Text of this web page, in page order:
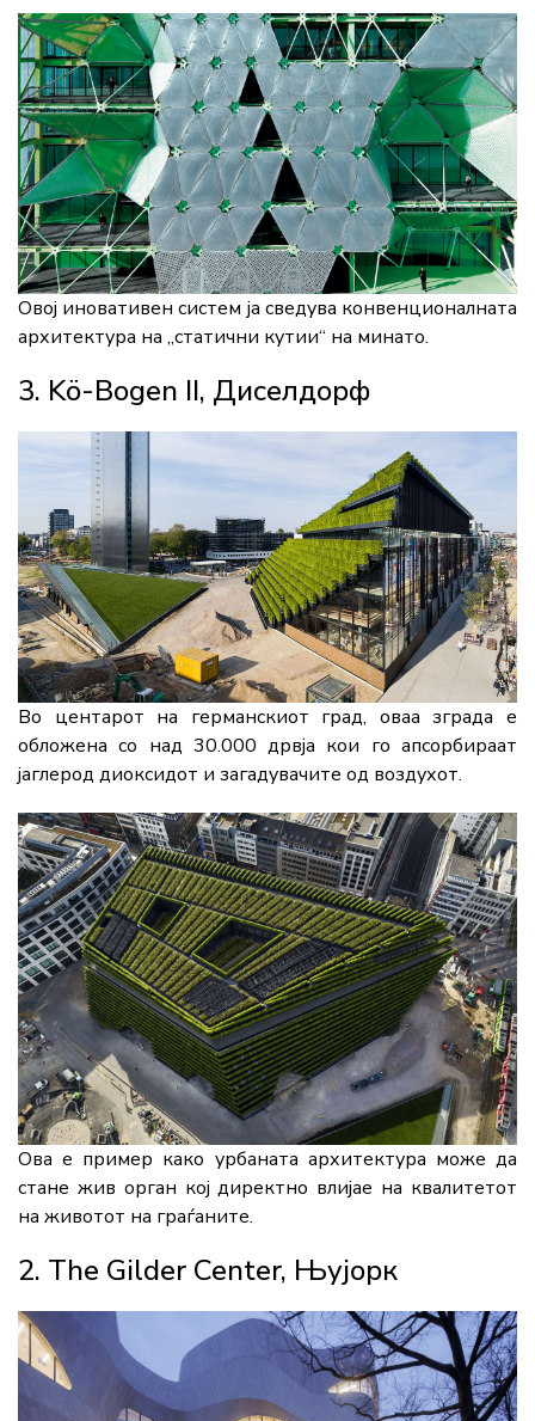
Овој иновативен систем ја сведува конвенционалната
архитектура на „статични кутии“ на минато.
3. Kö-Bogen II, Диселдорф
Во центарот на германскиот град, оваа зграда е
обложена со над 30.000 дрвја кои го апсорбираат
јаглерод диоксидот и загадувачите од воздухот.
Ова е пример како урбаната архитектура може да
стане жив орган кој директно влијае на квалитетот
на животот на граѓаните.
2. The Gilder Center, Њујорк